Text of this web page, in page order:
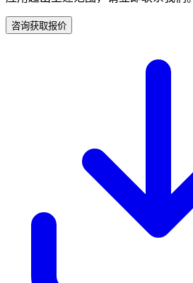
咨询获取报价